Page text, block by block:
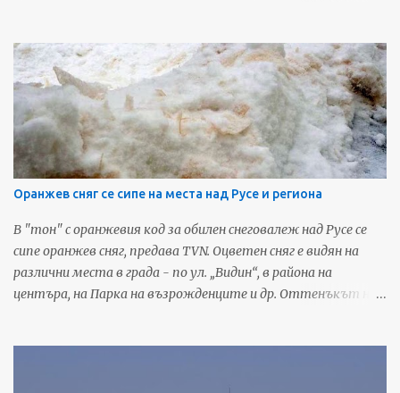
люлки за тийнейджъри. На 11 места ще има изнесени
заведения на местни ресторанти за бира, безалкохолни и
скара. Източник: Арена За още любопитни новини и
предстоящи събития от Русе, харесайте нашата Фейсбук
страница - Русенските Новини
Оранжев сняг се сипе на места над Русе и региона
В "тон" с оранжевия код за обилен снеговалеж над Русе се
сипе оранжев сняг, предава TVN. Оцветен сняг е видян на
различни места в града - по ул. „Видин“, в района на
центъра, на Парка на възрожденците и др. Оттенъкът на